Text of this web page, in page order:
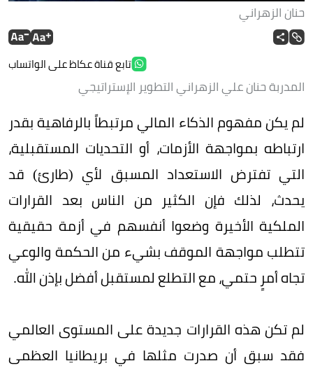
حنان الزهراني
تابع قناة عكاظ على الواتساب
المدربة حنان علي الزهراني التطوير الإستراتيجي
لم يكن مفهوم الذكاء المالي مرتبطاً بالرفاهية بقدر
ارتباطه بمواجهة الأزمات، أو التحديات المستقبلية،
التي تفترض الاستعداد المسبق لأي (طارئ) قد
يحدث، لذلك فإن الكثير من الناس بعد القرارات
الملكية الأخيرة وضعوا أنفسهم في أزمة حقيقية
تتطلب مواجهة الموقف بشيء من الحكمة والوعي
تجاه أمرٍ حتمي، مع التطلع لمستقبل أفضل بإذن الله.
لم تكن هذه القرارات جديدة على المستوى العالمي
فقد سبق أن صدرت مثلها في بريطانيا العظمى